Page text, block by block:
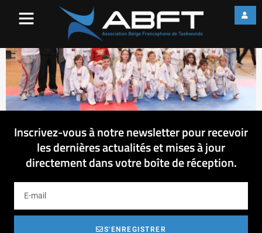
Inscrivez-vous à notre newsletter pour recevoir
les dernières actualités et mises à jour
directement dans votre boîte de réception.
S'ENREGISTRER